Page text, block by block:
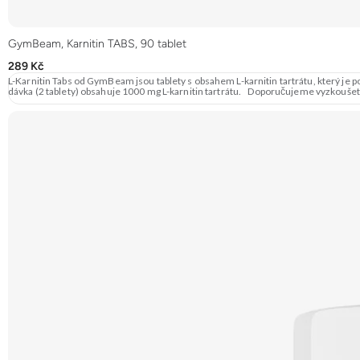
GymBeam, Karnitin TABS, 90 tablet
289 Kč
L-Karnitin Tabs od GymBeam jsou tablety s obsahem L-karnitin tartrátu, který